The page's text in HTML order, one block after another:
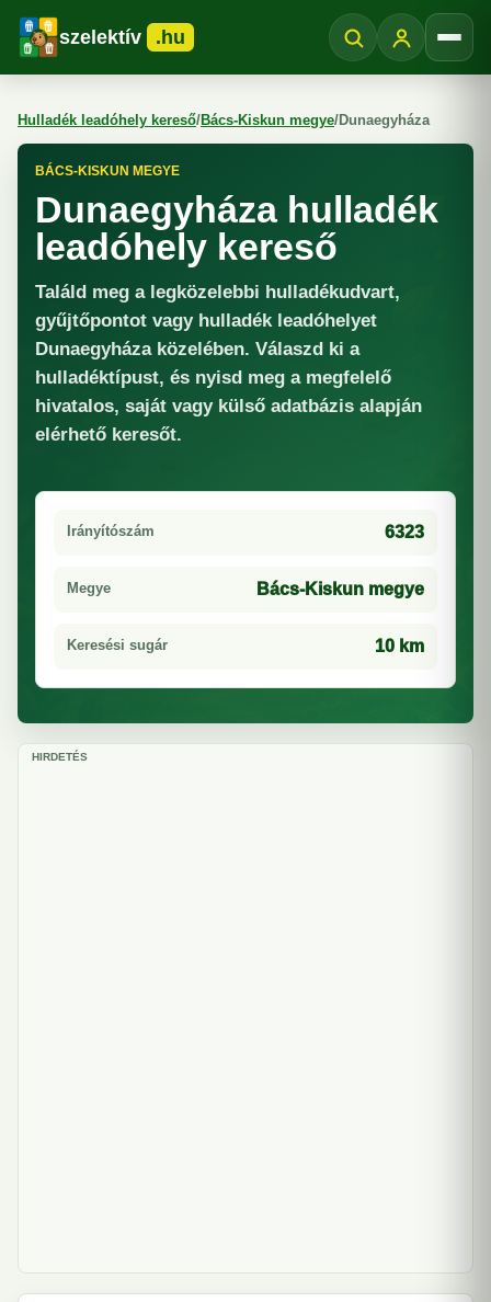
szelektív .hu
Hulladék leadóhely kereső/Bács-Kiskun megye/Dunaegyháza
BÁCS-KISKUN MEGYE
Dunaegyháza hulladék
leadóhely kereső
Találd meg a legközelebbi hulladékudvart,
gyűjtőpontot vagy hulladék leadóhelyet
Dunaegyháza közelében. Válaszd ki a
hulladéktípust, és nyisd meg a megfelelő
hivatalos, saját vagy külső adatbázis alapján
elérhető keresőt.
Irányítószám 6323
Megye Bács-Kiskun megye
Keresési sugár 10 km
HIRDETÉS